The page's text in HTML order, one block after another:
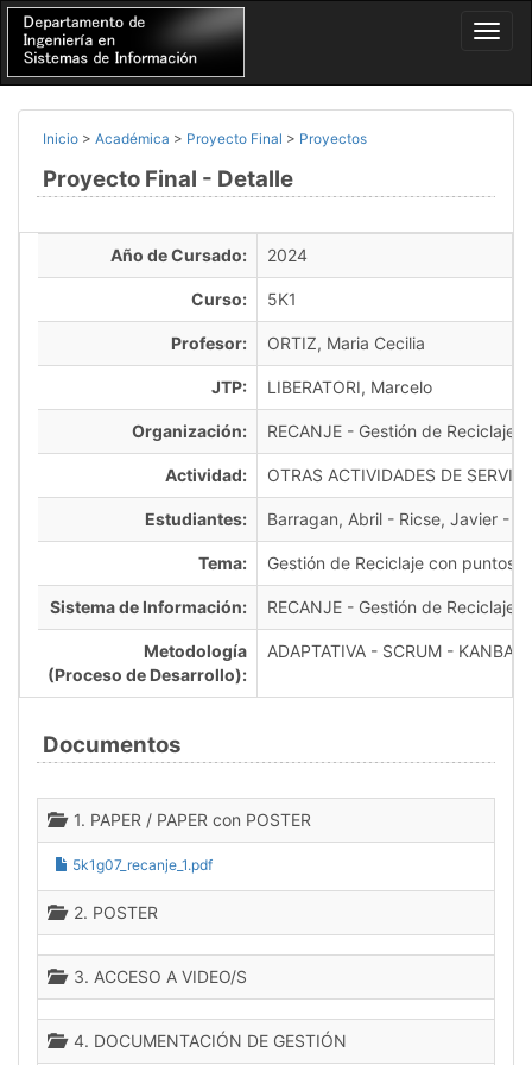
Inicio > Académica > Proyecto Final > Proyectos
Proyecto Final - Detalle
Año de Cursado: 2024
Curso: 5K1
Profesor: ORTIZ, Maria Cecilia
JTP: LIBERATORI, Marcelo
Organización: RECANJE - Gestión de Reciclaje
Actividad: OTRAS ACTIVIDADES DE
Estudiantes: Barragan, Abril - Ricse, Javier -
Tema: Gestión de Reciclaje con puntos
Sistema de Información: RECANJE - Gestión de Reciclaje
Metodología
(Proceso de Desarrollo):
ADAPTATIVA - SCRUM - KANBAN
Documentos
1. PAPER / PAPER con POSTER
5k1g07_recanje_1.pdf
2. POSTER
3. ACCESO A VIDEO/S
4. DOCUMENTACIÓN DE GESTIÓN